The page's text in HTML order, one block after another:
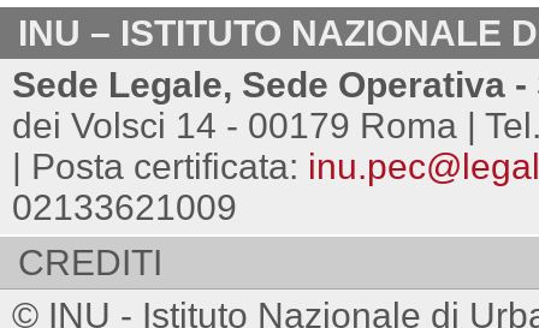
INU – ISTITUTO NAZIONALE
Sede Legale, Sede Operativa
dei Volsci 14 - 00179 Roma |
| Posta certificata:
02133621009
CREDITI
© INU - Istituto Nazionale di